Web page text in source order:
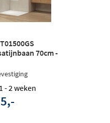
70cm -
- 2 weken